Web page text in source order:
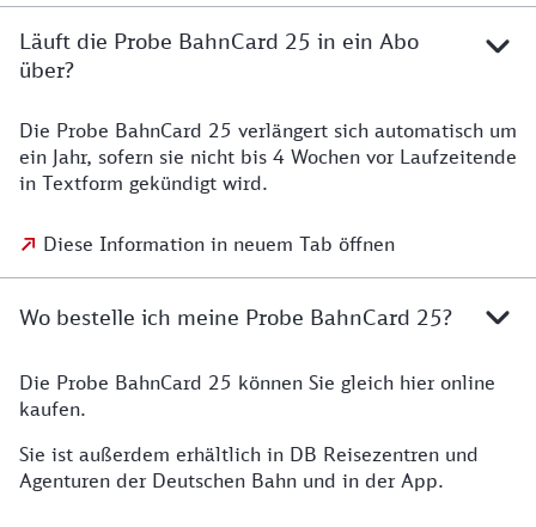
Läuft die Probe BahnCard 25 in ein Abo
über?
Die Probe BahnCard 25 verlängert sich automatisch um
ein Jahr, sofern sie nicht bis 4 Wochen vor Laufzeitende
in Textform gekündigt wird.
Diese Information in neuem Tab öffnen
Wo bestelle ich meine Probe BahnCard 25?
Die Probe BahnCard 25 können Sie gleich hier online
kaufen.
Sie ist außerdem erhältlich in DB Reisezentren und
Agenturen der Deutschen Bahn und in der App.